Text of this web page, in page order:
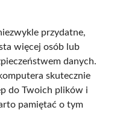
przydatne,
więcej osób lub
danych.
skutecznie
do Twoich plików i
pamiętać o tym